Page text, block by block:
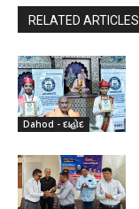
RELATED ARTICLES
Dahod - દાહોદ